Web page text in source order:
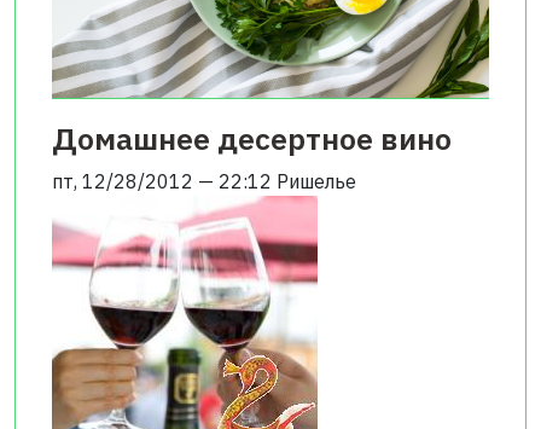
Домашнее десертное вино
пт, 12/28/2012 — 22:12 Ришелье